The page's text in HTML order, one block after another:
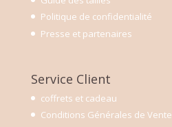
Politique de confidentialité
Presse et partenaires
Service Client
coffrets et cadeau
Conditions Générales de Vente